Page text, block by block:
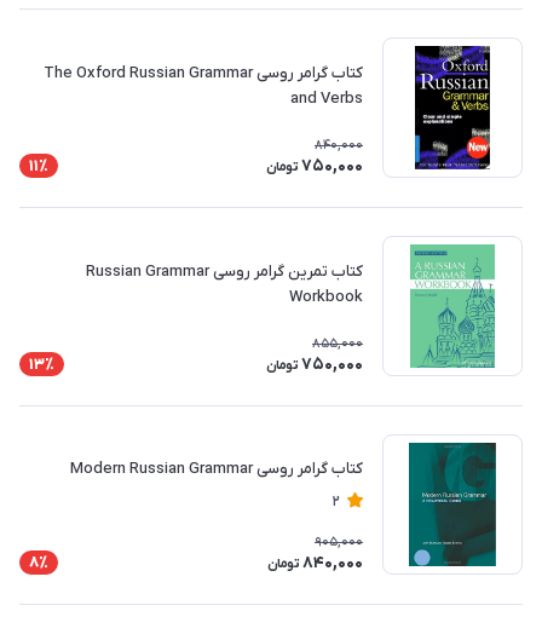
کتاب گرامر روسی The Oxford Russian Grammar
and Verbs
840,000
750,000 تومان 11٪
کتاب تمرین گرامر روسی Russian Grammar
Workbook
855,000
750,000 تومان 13٪
کتاب گرامر روسی Modern Russian Grammar
2
905,000
840,000 تومان 8٪